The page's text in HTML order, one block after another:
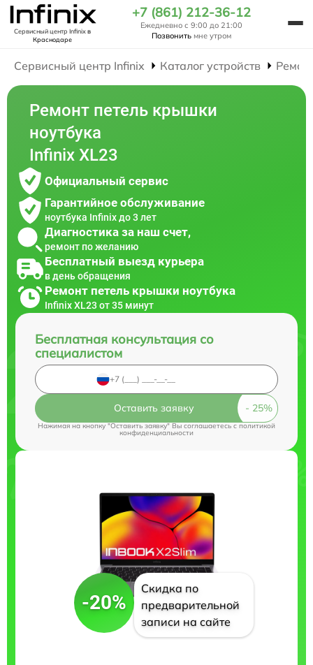
Сервисный центр Infinixв
Краснодаре
+7 (861) 212-36-12
Ежедневно с 9:00 до 21:00
Позвонить мне утром
Сервисный центр Infinix Каталог устройств
Ремонт петель крышки
ноутбука
Infinix XL23
Официальный сервис
Гарантийное обслуживание
ноутбука Infinix до 3 лет
Диагностика за наш счет,
ремонт по желанию
Бесплатный выезд курьера
в день обращения
Ремонт петель крышки ноутбука
Infinix XL23 от 35 минут
Бесплатная консультация со
специалистом
Оставить заявку
Нажимая на кнопку "Оставить заявку" Вы соглашаетесь cполитикой
конфиденциальности
-20%
Скидка по
предварительной
записи на сайте